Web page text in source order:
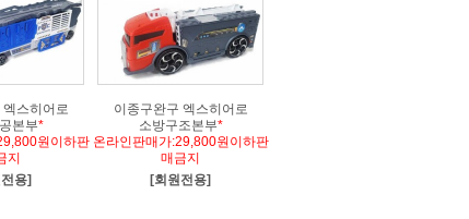
스히어로
본부*
원이하판
지
용]
이종구완구 엑스히어로
소방구조본부*
온라인판매가:29,800원이하판
매금지
[회원전용]